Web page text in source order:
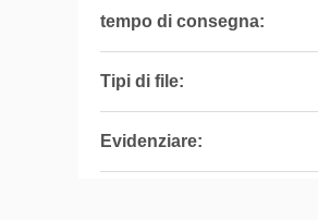
tempo di consegna:
Tipi di file:
Evidenziare: